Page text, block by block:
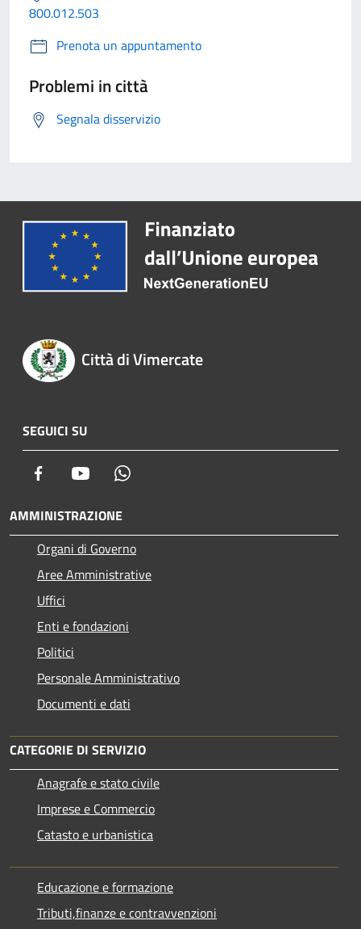
800.012.503
Prenota un appuntamento
Problemi in città
Segnala disservizio
Città di Vimercate
SEGUICI SU
Facebook Youtube
AMMINISTRAZIONE
Organi di Governo
Aree Amministrative
Uffici
Enti e fondazioni
Politici
Personale Amministrativo
Documenti e dati
CATEGORIE DI SERVIZIO
Anagrafe e stato civile
Imprese e Commercio
Catasto e urbanistica
Educazione e formazione
Tributi,finanze e contravvenzioni